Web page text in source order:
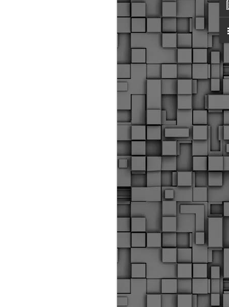
αστυνομικούς, οι οποίοι έχουν
εκπαίδευσή τους και
καθήκοντα.
ο Δήμος παρέλαβε τρία
οποία θα χρησιμοποιούνται για
μετακινήσεις των